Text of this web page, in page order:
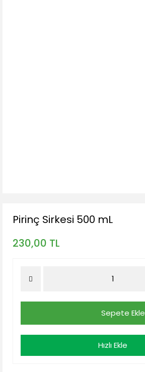
Pirinç Sirkesi 500 mL
230,00 TL
Sepete Ekle
Hızlı Ekle